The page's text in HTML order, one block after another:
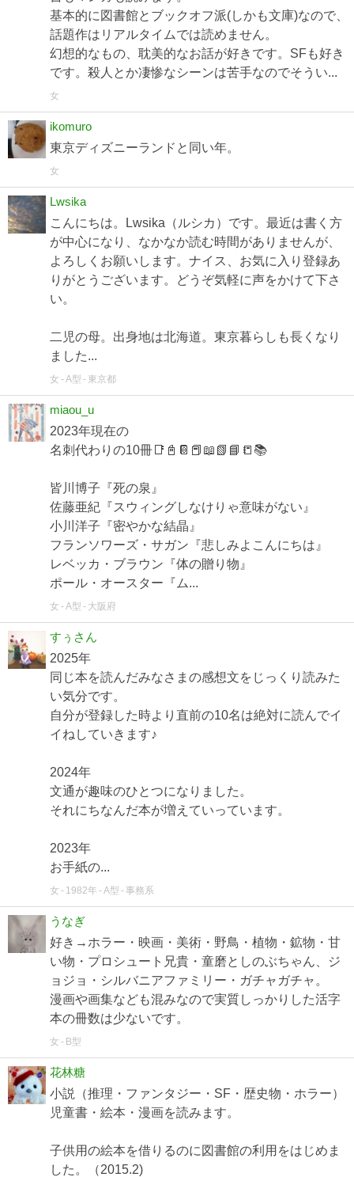
基本的に図書館とブックオフ派(しかも文庫)なので、
話題作はリアルタイムでは読めません。
幻想的なもの、耽美的なお話が好きです。SFも好き
です。殺人とか凄惨なシーンは苦手なのでそうい...
女
ikomuro
東京ディズニーランドと同い年。
女
Lwsika
こんにちは。Lwsika（ルシカ）です。最近は書く方
が中心になり、なかなか読む時間がありませんが、
よろしくお願いします。ナイス、お気に入り登録あ
りがとうございます。どうぞ気軽に声をかけて下さ
い。
二児の母。出身地は北海道。東京暮らしも長くなり
ました...
女 A型 東京都
miaou_u
2023年現在の
名刺代わりの10冊📑📓📔📕📖📗📘📒📚
皆川博子『死の泉』
佐藤亜紀『スウィングしなけりゃ意味がない』
小川洋子『密やかな結晶』
フランソワーズ・サガン『悲しみよこんにちは』
レベッカ・ブラウン『体の贈り物』
ポール・オースター『ム...
女 A型 大阪府
すぅさん
2025年
同じ本を読んだみなさまの感想文をじっくり読みた
い気分です。
自分が登録した時より直前の10名は絶対に読んでイ
イねしていきます♪
2024年
文通が趣味のひとつになりました。
それにちなんだ本が増えていっています。
2023年
お手紙の...
女 1982年 A型 事務系
うなぎ
好き→ホラー・映画・美術・野鳥・植物・鉱物・甘
い物・プロシュート兄貴・童磨としのぶちゃん、ジ
ョジョ・シルバニアファミリー・ガチャガチャ。
漫画や画集なども混みなので実質しっかりした活字
本の冊数は少ないです。
女 B型
花林糖
小説（推理・ファンタジー・SF・歴史物・ホラー）
児童書・絵本・漫画を読みます。
子供用の絵本を借りるのに図書館の利用をはじめま
した。（2015.2)